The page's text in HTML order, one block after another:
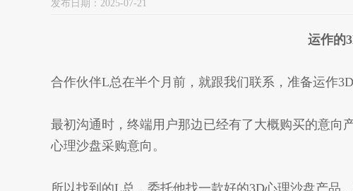
发布日期：2025-07-21
运作的
合作伙伴L总在半个月前，就跟我们联系，准备运作
最初沟通时，终端用户那边已经有了大概购买的意向
心理沙盘采购意向。
所以找到的L总，委托他找一款好的3D心理沙盘产品